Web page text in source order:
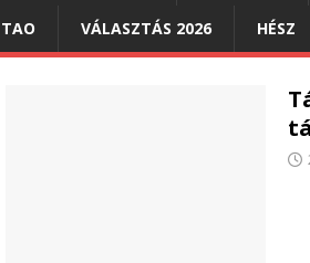
TAO VÁLASZTÁS 2026 HÉSZ